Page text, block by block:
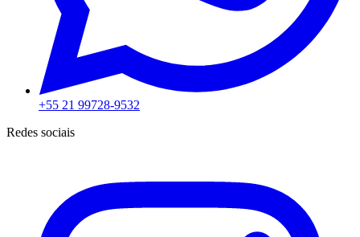
+55 21 99728-9532
Redes sociais